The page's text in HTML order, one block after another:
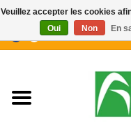
Nouveautés
Veuillez accepter les cookies
Oui
Non En